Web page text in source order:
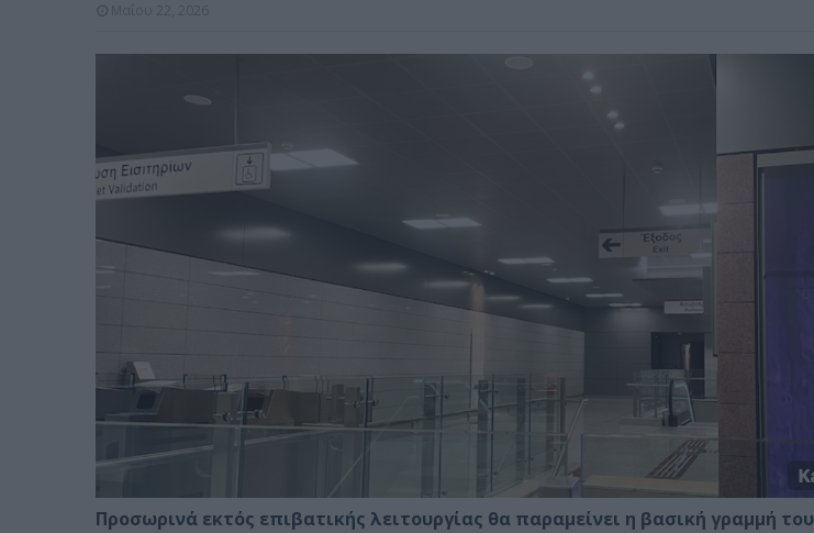
Προσωρινά εκτός επιβατικής λειτουργίας θα παραμείνει η βασική γραμμή του